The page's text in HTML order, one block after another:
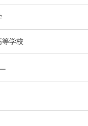
等学校